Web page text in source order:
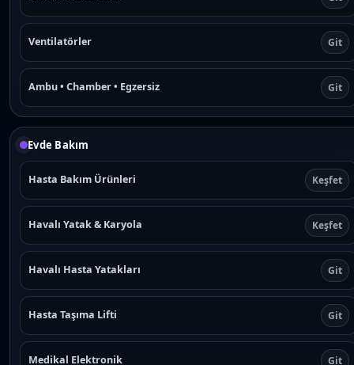
Ventilatörler Git
Ambu • Chamber • Egzersiz Git
Evde Bakım
Hasta Bakım Ürünleri Keşfet
Havalı Yatak & Karyola Keşfet
Havalı Hasta Yatakları Git
Hasta Taşıma Lifti Git
Medikal Elektronik Git